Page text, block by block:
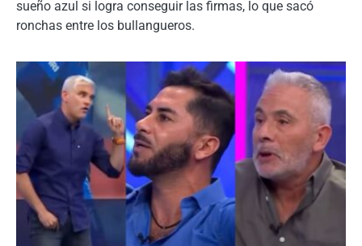
sueño azul si logra conseguir las firmas, lo que sacó
ronchas entre los bullangueros.